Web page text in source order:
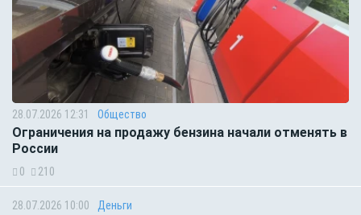
28.07.2026 12:31 Общество
Ограничения на продажу бензина начали отменять в
России
0 210
28.07.2026 10:00 Деньги